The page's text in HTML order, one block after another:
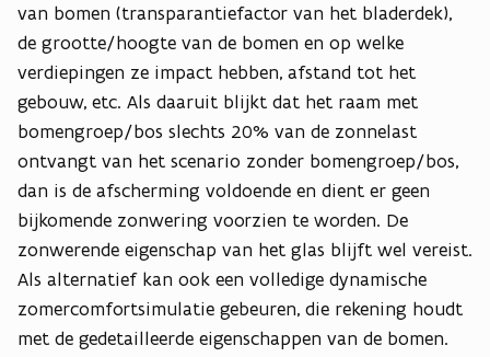
van bomen (transparantiefactor van het bladerdek),
de grootte/hoogte van de bomen en op welke
verdiepingen ze impact hebben, afstand tot het
gebouw, etc. Als daaruit blijkt dat het raam met
bomengroep/bos slechts 20% van de zonnelast
ontvangt van het scenario zonder bomengroep/bos,
dan is de afscherming voldoende en dient er geen
bijkomende zonwering voorzien te worden. De
zonwerende eigenschap van het glas blijft wel vereist.
Als alternatief kan ook een volledige dynamische
zomercomfortsimulatie gebeuren, die rekening houdt
met de gedetailleerde eigenschappen van de bomen.